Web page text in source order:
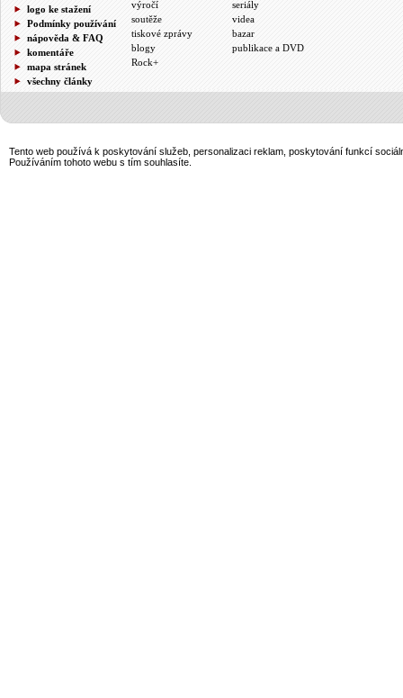
logo ke stažení
Podmínky používání
nápověda & FAQ
komentáře
mapa stránek
všechny články
výročí
soutěže
tiskové zprávy
blogy
Rock+
seriály
videa
bazar
publikace a DVD
Tento web používá k poskytování služeb, personalizaci reklam, poskytování funkcí
Používáním tohoto webu s tím souhlasíte.